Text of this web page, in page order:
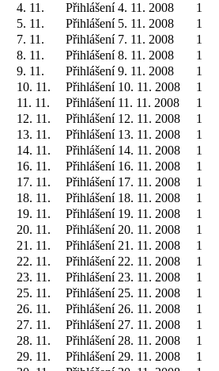
4. 11.
Přihlášení 4. 11. 2008 1
5. 11.
Přihlášení 5. 11. 2008 1
7. 11.
Přihlášení 7. 11. 2008 1
8. 11.
Přihlášení 8. 11. 2008 1
9. 11.
Přihlášení 9. 11. 2008 1
10. 11.
Přihlášení 10. 11. 2008 1
11. 11.
Přihlášení 11. 11. 2008 1
12. 11.
Přihlášení 12. 11. 2008 1
13. 11.
Přihlášení 13. 11. 2008 1
14. 11.
Přihlášení 14. 11. 2008 1
16. 11.
Přihlášení 16. 11. 2008 1
17. 11.
Přihlášení 17. 11. 2008 1
18. 11.
Přihlášení 18. 11. 2008 1
19. 11.
Přihlášení 19. 11. 2008 1
20. 11.
Přihlášení 20. 11. 2008 1
21. 11.
Přihlášení 21. 11. 2008 1
22. 11.
Přihlášení 22. 11. 2008 1
23. 11.
Přihlášení 23. 11. 2008 1
25. 11.
Přihlášení 25. 11. 2008 1
26. 11.
Přihlášení 26. 11. 2008 1
27. 11.
Přihlášení 27. 11. 2008 1
28. 11.
Přihlášení 28. 11. 2008 1
29. 11.
Přihlášení 29. 11. 2008 1